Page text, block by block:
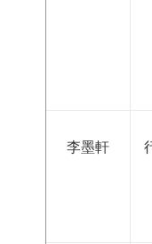
李墨軒